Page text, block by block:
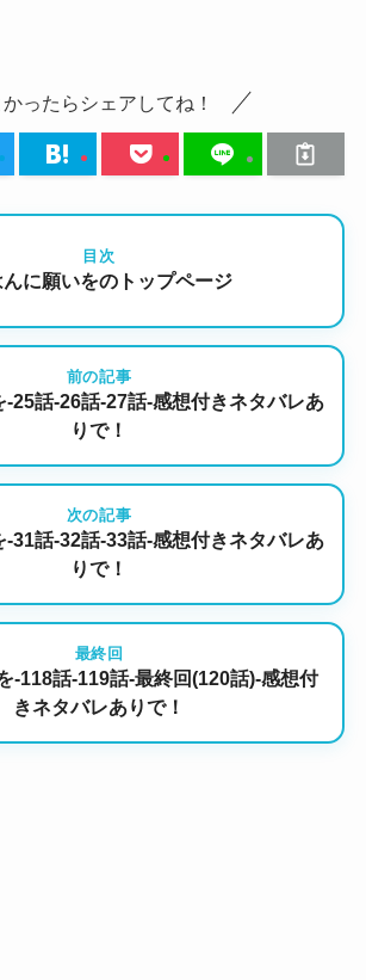
かったらシェアしてね！
目次
んに願いをのトップページ
前の記事
-25話-26話-27話-感想付きネタバレあ
りで！
次の記事
-31話-32話-33話-感想付きネタバレあ
りで！
最終回
-118話-119話-最終回(120話)-感想付
きネタバレありで！